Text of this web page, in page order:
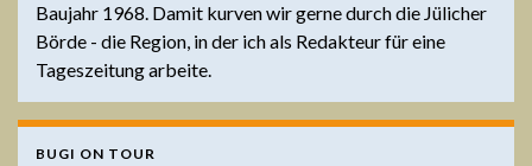
Baujahr 1968. Damit kurven wir gerne durch die Jülicher
Börde - die Region, in der ich als Redakteur für eine
Tageszeitung arbeite.
BUGI ON TOUR